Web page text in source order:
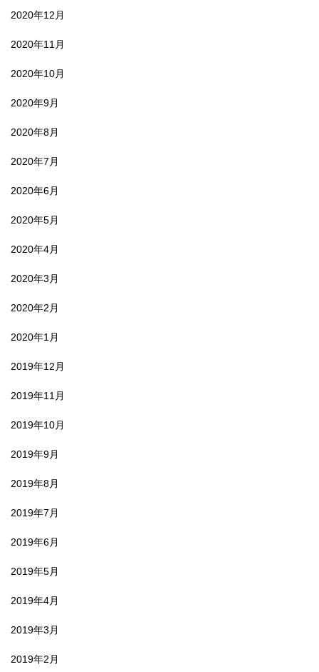
2020年12月
2020年11月
2020年10月
2020年9月
2020年8月
2020年7月
2020年6月
2020年5月
2020年4月
2020年3月
2020年2月
2020年1月
2019年12月
2019年11月
2019年10月
2019年9月
2019年8月
2019年7月
2019年6月
2019年5月
2019年4月
2019年3月
2019年2月